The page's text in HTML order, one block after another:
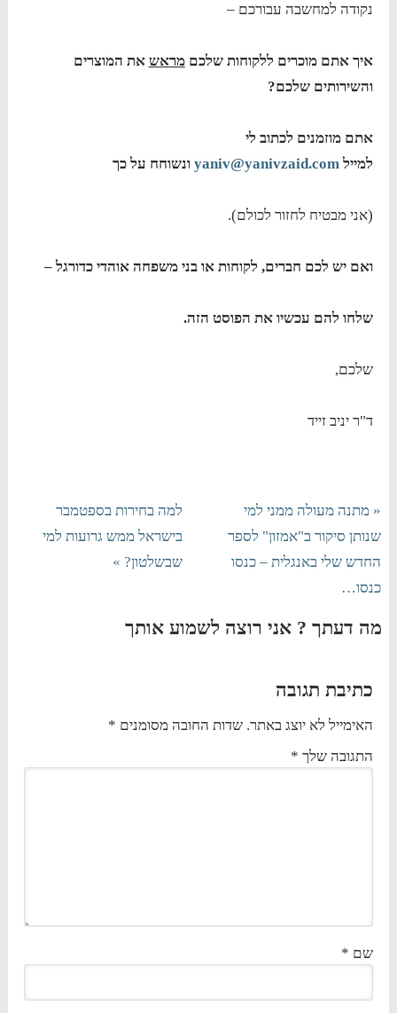
נקודה למחשבה עבורכם –
איך אתם מוכרים ללקוחות שלכםמראש את המוצרים
והשירותים שלכם?
אתם מוזמנים לכתוב לי
למיילyaniv@yanivzaid.com ונשוחח על כך
(אני מבטיח לחזור לכולם).
ואם יש לכם חברים, לקוחות או בני משפחה אוהדי כדורגל –
שלחו להם עכשיו את הפוסט הזה.
שלכם,
ד"ר יניב זייד
« מתנה מעולה ממני למי
שנותן סיקור ב"אמזון" לספר
החדש שלי באנגלית – כנסו
כנסו…
למה בחירות בספטמבר
בישראל ממש גרועות למי
שבשלטון? »
מה דעתך ? אני רוצה לשמוע אותך
כתיבת תגובה
האימייל לא יוצג באתר. שדות החובה מסומנים *
התגובה שלך *
שם *